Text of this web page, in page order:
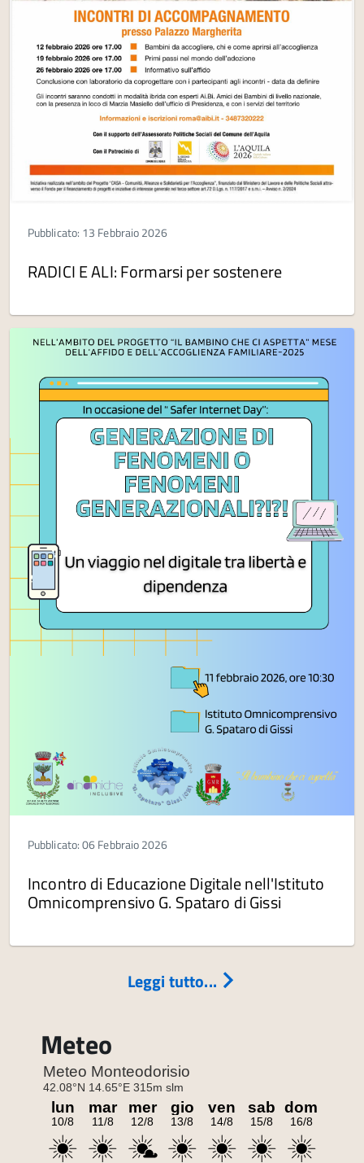
Pubblicato: 13 Febbraio 2026
RADICI E ALI: Formarsi per sostenere
Pubblicato: 06 Febbraio 2026
Incontro di Educazione Digitale nell'Istituto
Omnicomprensivo G. Spataro di Gissi
Leggi tutto...
Meteo